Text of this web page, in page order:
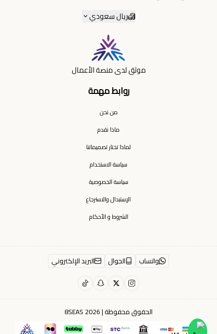
روابط مهمة
من نحن
ماذا نقدم
لماذا تختار تصميماتنا
سياسة الاستخدام
سياسة الخصوصية
الإستبدال والاسترجاع
الشروط و الأحكام
ريال سعودي
موثق لدى منصة الأعمال
واتساب الجوال البريد الإلكتروني
الحقوق محفوظة | 2026 8SEAS